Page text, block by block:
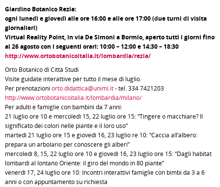
Giardino Botanico Rezia:
ogni lunedì e giovedì alle ore 16:00 e alle ore 17:00 (due turni di visita
giornalieri)
Virtual Reality Point, in via De Simoni a Bormio, aperto tutti i giorni fino
al 26 agosto con i seguenti orari: 10:00 – 12:00 e 14:30 – 18:30
http://www.ortobotanicoitalia.it/lombardia/rezia/
Orto Botanico di Città Studi
Visite guidate interattive per tutto il mese di luglio.
Per prenotazioni orto.didattica@unimi.it- tel. 334 7421203
http://www.ortobotanicoitalia.it/lombardia/milano/
Per adulti e famiglie con bambini da 7 anni:
21 luglio ore 10 e mercoledì 15, 22 luglio ore 15: “Tingere o macchiare? Il
significato dei colori nelle piante e il loro uso”
martedì 21 luglio ore 15 e giovedì 16, 23 luglio re 10: “Caccia all’albero:
prepara un arbolario per conoscere gli alberi”
mercoledì 8, 15, 22 luglio ore 10 e giovedì 16, 23 luglio ore 15: “Dagli habitat
lombardi al lontano Oriente: il giro del mondo in 80 piante”
venerdì 17, 24 luglio ore 10: Incontri interattivi famiglie con bimbi da 3 a 6
anni o con appuntamento su richiesta